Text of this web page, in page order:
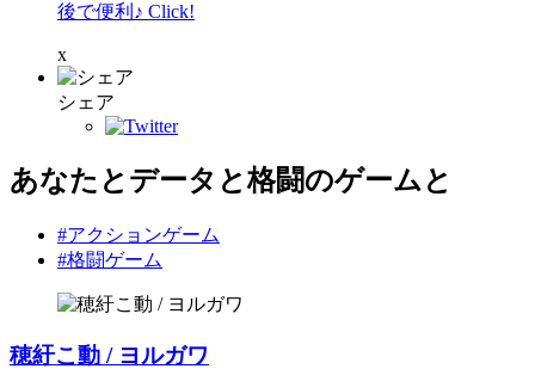
後で便利♪ Click!
x
シェア
あなたとデータと格闘のゲームと
#アクションゲーム
#格闘ゲーム
穂紆こ動 / ヨルガワ